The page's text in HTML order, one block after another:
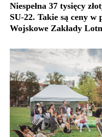
Niespełna 37 tysięcy
SU-22. Takie są ceny w
Wojskowe Zakłady